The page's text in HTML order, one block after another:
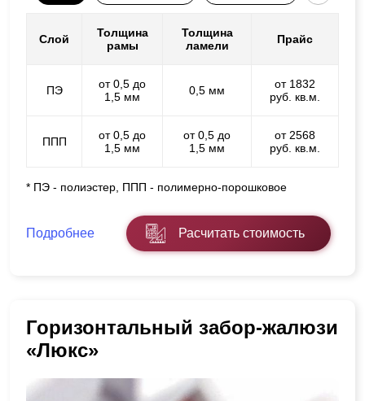
Слой
Толщина
рамы
Толщина
ламели
Прайс
ПЭ
от 0,5 до
1,5 мм
0,5 мм
от 1832
руб. кв.м.
ППП
от 0,5 до
1,5 мм
от 0,5 до
1,5 мм
от 2568
руб. кв.м.
* ПЭ - полиэстер, ППП - полимерно-порошковое
Подробнее Расчитать стоимость
Горизонтальный забор-жалюзи
«Люкс»